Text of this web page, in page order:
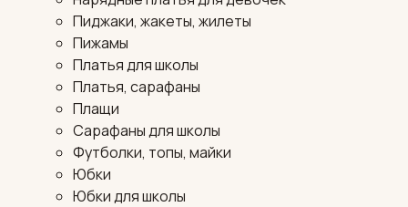
Пиджаки, жакеты, жилеты
Пижамы
Платья для школы
Платья, сарафаны
Плащи
Сарафаны для школы
Футболки, топы, майки
Юбки
Юбки для школы